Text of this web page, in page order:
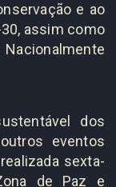
e ao
assim como
dos
eventos
sexta-
de Paz e